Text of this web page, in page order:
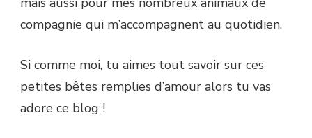
compagnie qui m’accompagnent au quotidien.
Si comme moi, tu aimes tout savoir sur ces
petites bêtes remplies d’amour alors tu vas
adore ce blog !